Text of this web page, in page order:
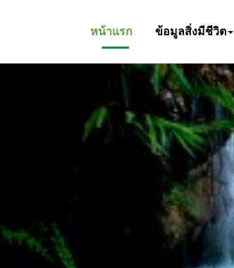
หน้าแรก ข้อมูลสิ่งมีชีวิต